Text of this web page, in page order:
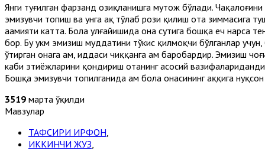
Янги туғилган фарзанд озиқланишга муҳтож бўлади.
эмизувчи топиш ва унга ҳақ тўлаб рози қилиш ота зиммасига
аҳамияти катта. Бола улғайишида она сутига бошқа ҳеч нарса
бор. Бу ҳукм эмизиш муддатини тўкис қилмоқчи бўлганлар
ўтирган онага ҳам, иддаси чиққанга ҳам баробардир. Эмизиш
каби эҳтиёжларини қондириш отанинг асосий
Бошқа эмизувчи топилганида ҳам бола онасининг ҳаққига
3519 марта ўқилди
Мавзулар
ТАФСИРИ ИРФОН
ИККИНЧИ ЖУЗ